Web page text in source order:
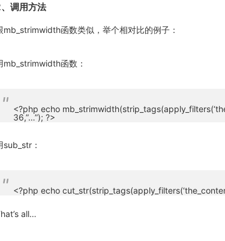
调用方法
mb_strimwidth函数类似，举个相对比的例子：
mb_strimwidth函数：
<?php echo
36,”…”); ?>
sub_str：
<?php echo
all…